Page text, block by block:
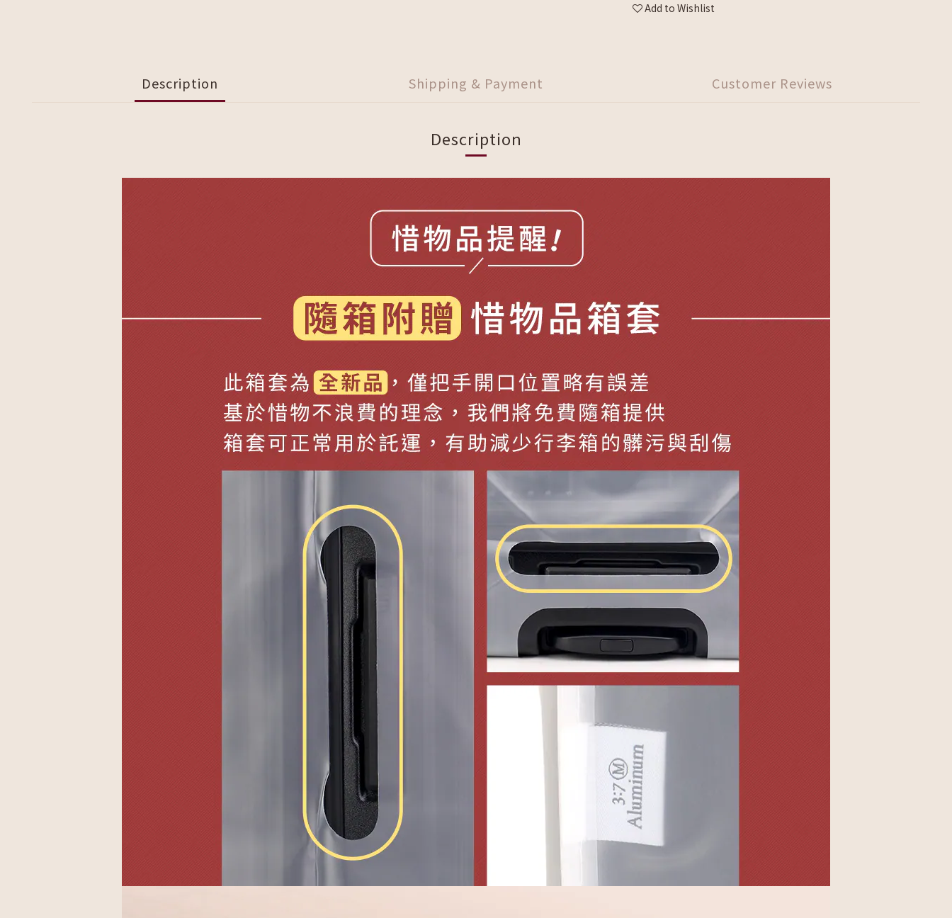
Add to Wishlist
Description Shipping & Payment Customer Reviews
Description